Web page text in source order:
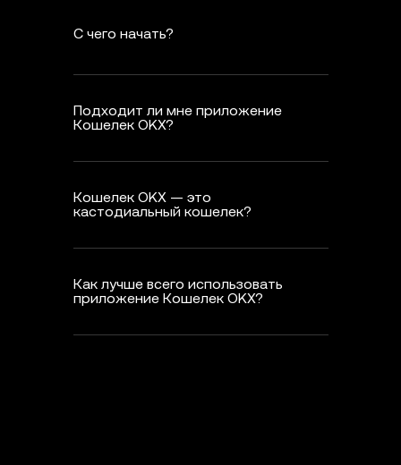
С чего начать?
Подходит ли мне приложение
Кошелек OKX?
Кошелек OKX — это
кастодиальный кошелек?
Как лучше всего использовать
приложение Кошелек OKX?